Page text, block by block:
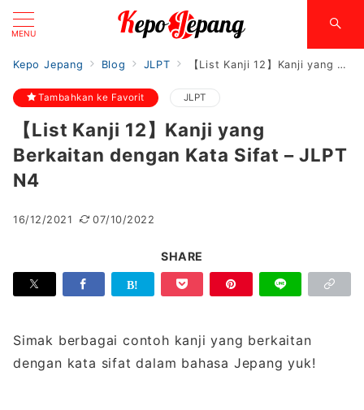
MENU
Kepo Jepang Blog JLPT 【List Kanji 12】Kanji yang Berkaitan dengan Kata Sifat – JLPT N4
Tambahkan ke Favorit JLPT
【List Kanji 12】Kanji yang
Berkaitan dengan Kata Sifat – JLPT
N4
16/12/2021 07/10/2022
SHARE
Simak berbagai contoh kanji yang berkaitan
dengan kata sifat dalam bahasa Jepang yuk!